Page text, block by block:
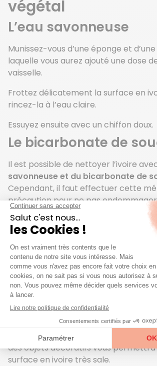
végétal
L’eau savonneuse
Munissez-vous d’une éponge et
laquelle vous aurez ajouté une dose
vaisselle.
Frottez délicatement la surface en
rincez-la à l’eau claire.
Essuyez ensuite avec un chiffon doux.
Le bicarbonate de
Il est possible de nettoyer l’ivoire
savonneuse et du bicarbonate de
Cependant, il faut effectuer cette
précaution pour ne pas
Diluez une à deux cuillères de
votre eau savonneuse.
Passez votre éponge sur l’ivoire et
claire.
Utilisez un chiffon en microfibres
Le blanc d’Espagne
Appelée aussiblanc de Meudon,
blanche utilisée depuis la
des objets décoratifs vous
surface en ivoire très sale.